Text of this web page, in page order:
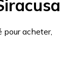
pour acheter,